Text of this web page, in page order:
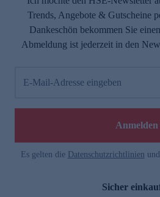
Trends, Angebote & Gutscheine
Dankeschön bekommen Sie
Abmeldung ist jederzeit in den
E-Mail-Adresse eingeben
Anmelden
Es gelten die Datenschutzrichtlinien
Sicher